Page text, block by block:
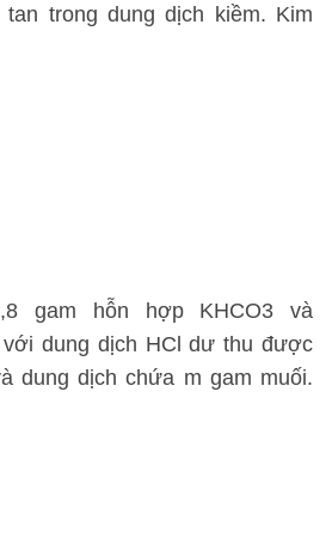
trong dung dịch kiềm. Kim
gam hỗn hợp KHCO3 và
với dung dịch HCl dư thu được
dung dịch chứa m gam muối.